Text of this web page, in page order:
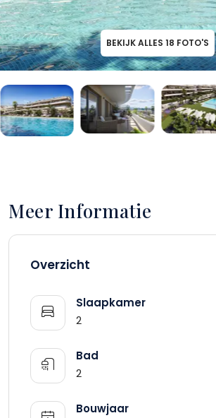
BEKIJK ALLES 18 FOTO'S
Meer Informatie
Overzicht
Slaapkamer
2
Bad
2
Bouwjaar